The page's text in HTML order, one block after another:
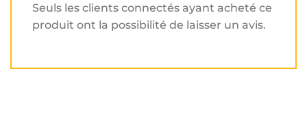
Seuls les clients connectés ayant acheté ce
produit ont la possibilité de laisser un avis.